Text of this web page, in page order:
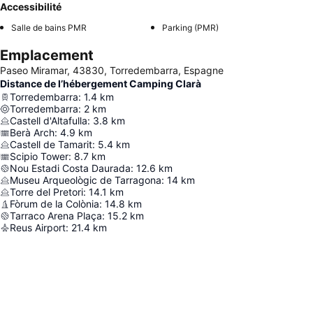
Accessibilité
Salle de bains PMR Parking (PMR)
Emplacement
Paseo Miramar, 43830, Torredembarra, Espagne
Distance de l’hébergement Camping Clarà
Torredembarra: 1.4 km
Torredembarra: 2 km
Castell d'Altafulla: 3.8 km
Berà Arch: 4.9 km
Castell de Tamarit: 5.4 km
Scipio Tower: 8.7 km
Nou Estadi Costa Daurada: 12.6 km
Museu Arqueològic de Tarragona: 14 km
Torre del Pretori: 14.1 km
Fòrum de la Colònia: 14.8 km
Tarraco Arena Plaça: 15.2 km
Reus Airport: 21.4 km